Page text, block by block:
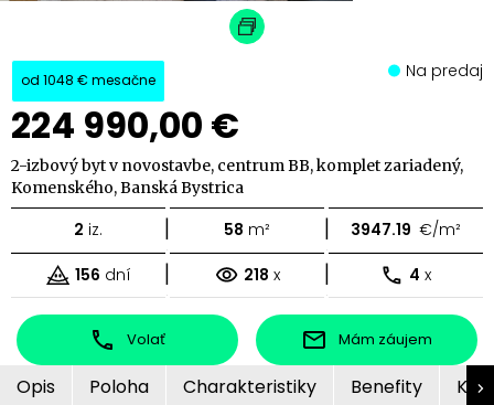
od 1048 € mesačne
224 990,00 €
Na predaj
2-izbový byt v novostavbe, centrum BB, komplet zariadený,
Komenského, Banská Bystrica
2 iz. | 58 m² | 3947.19 €/m²
156 dní | 218 x | 4 x
Volať Mám záujem
Opis Poloha Charakteristiky Benefity